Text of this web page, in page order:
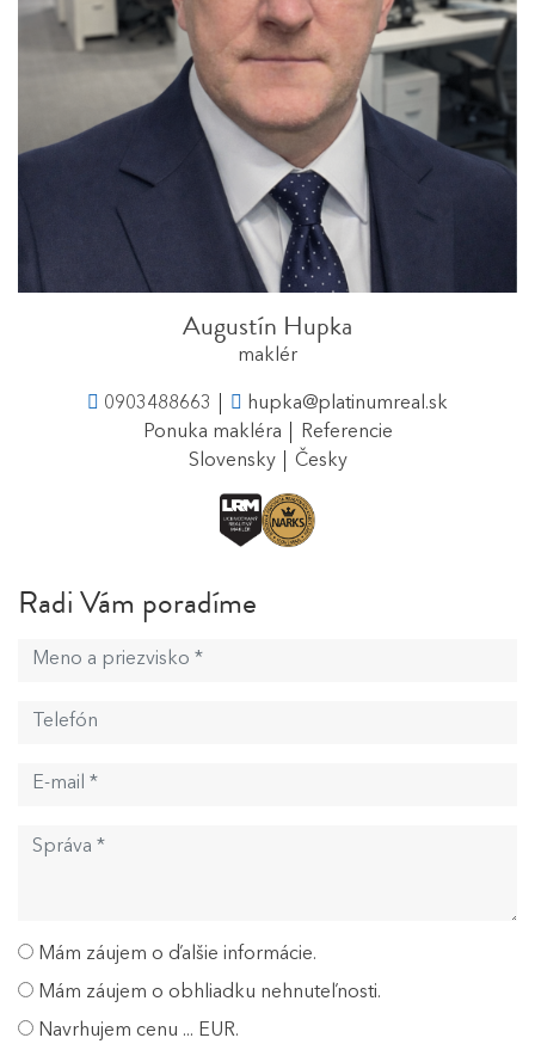
Augustín Hupka
maklér
0903488663
hupka@platinumreal.sk
Ponuka makléra
Referencie
Slovensky
Česky
Radi Vám poradíme
Mám záujem o ďalšie informácie.
Mám záujem o obhliadku nehnuteľnosti.
Navrhujem cenu ... EUR.